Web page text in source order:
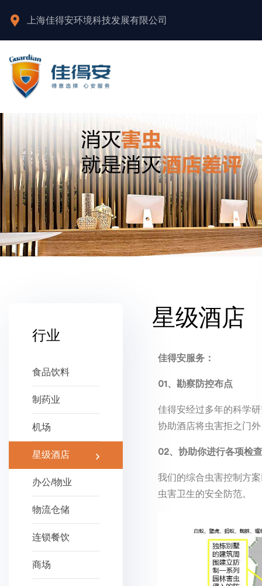
上海佳得安环境科技发展有限公司
行业
食品饮料
制药业
机场
星级酒店
办公/物业
物流仓储
连锁餐饮
商场
星级酒店
佳得安服务：
01、勘察防控布点
佳得安经过多年的科学
协助酒店将虫害拒之门
02、 协助你进行各项检查
我们的综合虫害控制方
虫害卫生的安全防范。